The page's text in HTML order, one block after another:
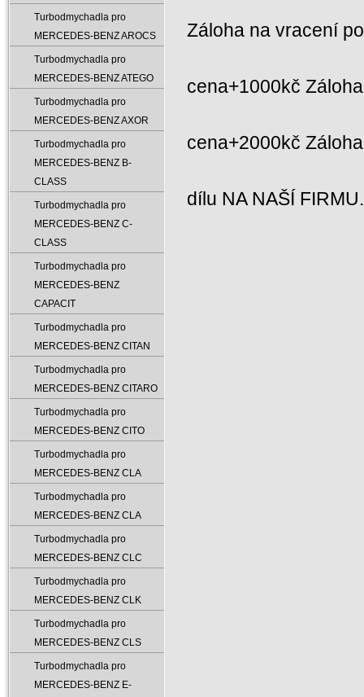
Záloha na vracení
cena+1000kč
cena+2000kč
dílu NA NAŠÍ
Turbodmychadla pro
MERCEDES-BENZ AROCS
Turbodmychadla pro
MERCEDES-BENZ ATEGO
Turbodmychadla pro
MERCEDES-BENZ AXOR
Turbodmychadla pro
MERCEDES-BENZ B-
CLASS
Turbodmychadla pro
MERCEDES-BENZ C-
CLASS
Turbodmychadla pro
MERCEDES-BENZ
CAPACIT
Turbodmychadla pro
MERCEDES-BENZ CITAN
Turbodmychadla pro
MERCEDES-BENZ CITARO
Turbodmychadla pro
MERCEDES-BENZ CITO
Turbodmychadla pro
MERCEDES-BENZ CLA
Turbodmychadla pro
MERCEDES-BENZ CLA
Turbodmychadla pro
MERCEDES-BENZ CLC
Turbodmychadla pro
MERCEDES-BENZ CLK
Turbodmychadla pro
MERCEDES-BENZ CLS
Turbodmychadla pro
MERCEDES-BENZ E-